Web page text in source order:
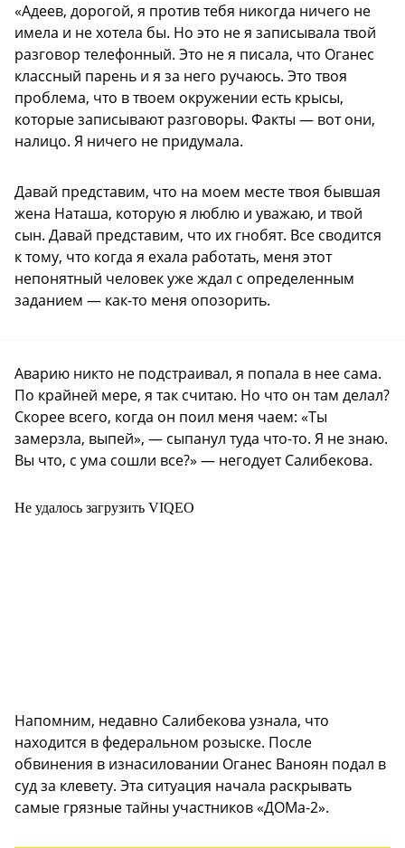
«Адеев, дорогой, я против тебя никогда ничего не
имела и не хотела бы. Но это не я записывала твой
разговор телефонный. Это не я писала, что Оганес
классный парень и я за него ручаюсь. Это твоя
проблема, что в твоем окружении есть крысы,
которые записывают разговоры. Факты — вот они,
налицо. Я ничего не придумала.
Давай представим, что на моем месте твоя бывшая
жена Наташа, которую я люблю и уважаю, и твой
сын. Давай представим, что их гнобят. Все сводится
к тому, что когда я ехала работать, меня этот
непонятный человек уже ждал с определенным
заданием — как-то меня опозорить.
Аварию никто не подстраивал, я попала в нее сама.
По крайней мере, я так считаю. Но что он там делал?
Скорее всего, когда он поил меня чаем: «Ты
замерзла, выпей», — сыпанул туда что-то. Я не знаю.
Вы что, с ума сошли все?» — негодует Салибекова.
Не удалось загрузить VIQEO
Напомним, недавно Салибекова узнала, что
находится в федеральном розыске. После
обвинения в изнасиловании Оганес Ваноян подал в
суд за клевету. Эта ситуация начала раскрывать
самые грязные тайны участников «ДОМа-2».